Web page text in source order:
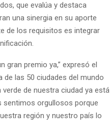
que evalúa y destaca
una sinergia en su aporte
de los requisitos es integrar
gran premio ya,” expresó el
las 50 ciudades del mundo
de nuestra ciudad ya está
sentimos orgullosos porque
región y nuestro país lo